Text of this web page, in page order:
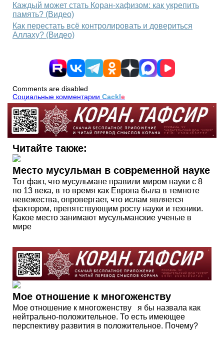
Каждый может стать Коран-хафизом: как укрепить
память? (Видео)
Как перестать всё контролировать и довериться
Аллаху? (Видео)
Comments are disabled
Социальные комментарии Cackle
Читайте также:
Место мусульман в современной науке
Тот факт, что мусульмане правили миром науки с 8
по 13 века, в то время как Европа была в темноте
невежества, опровергает, что ислам является
фактором, препятствующим росту науки и техники.
Какое место занимают мусульманские ученые в
мире
Мое отношение к многоженству
Мое отношение к многоженству я бы назвала как
нейтрально-положительное. То есть имеющее
перспективу развития в положительное. Почему?